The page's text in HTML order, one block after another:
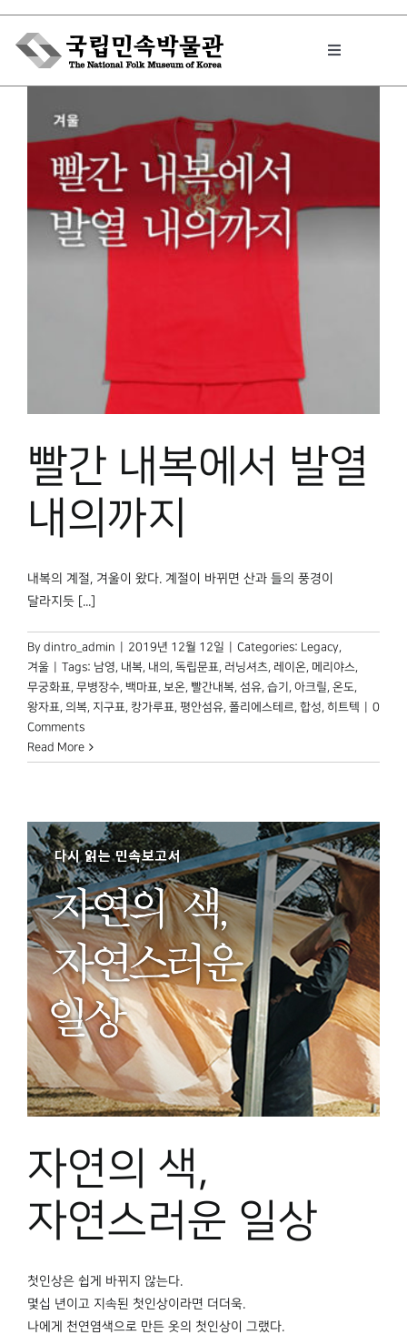
Skip
content
Toggle
박물관에서는
민속이야기
원문보기 PDF
박물관 홈페이지
빨간 내복에서 발열
내의까지
내복의 계절, 겨울이 왔다. 계절이 바뀌면 산과 들의 풍경이
달라지듯 [...]
By dintro_admin 2019년 12월 12일 Categories: Legacy
겨울
Tags: 남영 내복 내의 독립문표 러닝셔츠 레이온 메리야스
무궁화표 무병장수 백마표 보온 빨간내복 섬유 습기 아크릴 온도
왕자표 의복 지구표 캉가루표 평안섬유 폴리에스테르 합성 히트텍
0
Comments
Read More
자연의 색,
자연스러운 일상
첫인상은 쉽게 바뀌지 않는다.
몇십 년이고 지속된 첫인상이라면 더더욱.
나에게 천연염색으로 만든 옷의 첫인상이 그랬다.